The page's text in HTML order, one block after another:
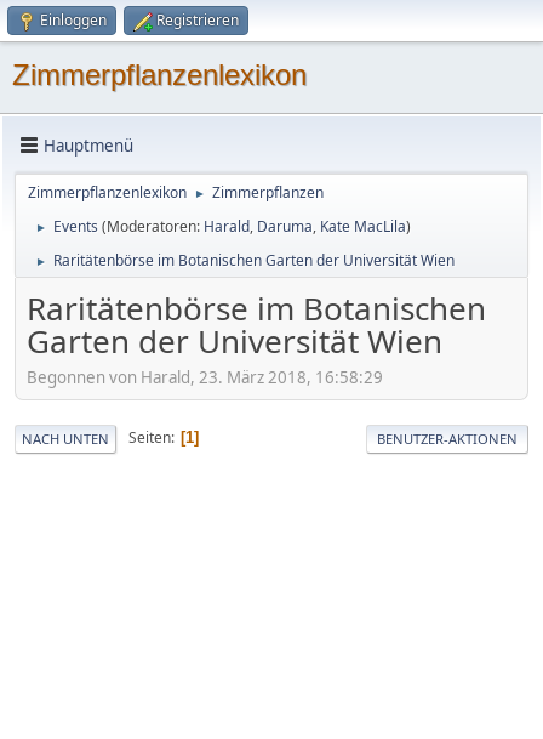
Einloggen Registrieren
Zimmerpflanzenlexikon
Hauptmenü
Zimmerpflanzenlexikon ► Zimmerpflanzen
► Events (Moderatoren: Harald, Daruma, Kate MacLila)
► Raritätenbörse im Botanischen Garten der Universität Wien
Raritätenbörse im Botanischen
Garten der Universität Wien
Begonnen von Harald, 23. März 2018, 16:58:29
NACH UNTEN Seiten 1 BENUTZER-AKTIONEN